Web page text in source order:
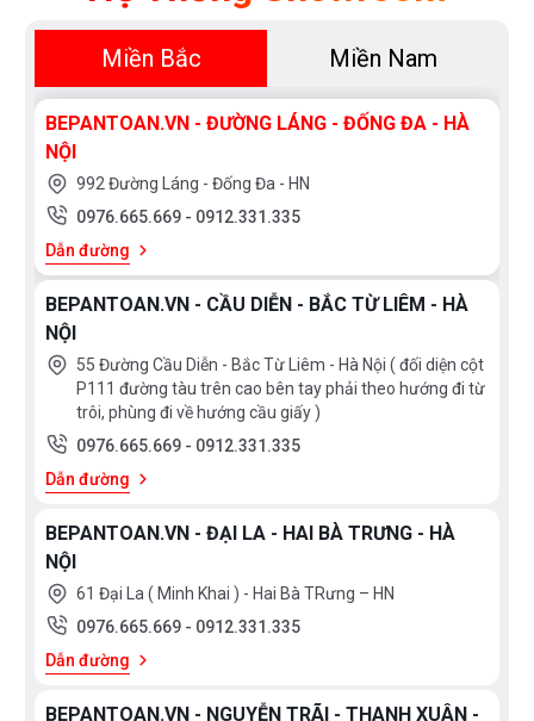
Miền Bắc Miền Nam
BEPANTOAN.VN - ĐƯỜNG LÁNG - ĐỐNG ĐA - HÀ
NỘI
992 Đường Láng - Đống Đa - HN
0976.665.669 - 0912.331.335
Dẫn đường
BEPANTOAN.VN - CẦU DIỄN - BẮC TỪ LIÊM - HÀ
NỘI
55 Đường Cầu Diễn - Bắc Từ Liêm - Hà Nội ( đối diện cột
P111 đường tàu trên cao bên tay phải theo hướng đi từ
trôi, phùng đi về hướng cầu giấy )
0976.665.669 - 0912.331.335
Dẫn đường
BEPANTOAN.VN - ĐẠI LA - HAI BÀ TRƯNG - HÀ
NỘI
61 Đại La ( Minh Khai ) - Hai Bà TRưng – HN
0976.665.669 - 0912.331.335
Dẫn đường
BEPANTOAN.VN - NGUYỄN TRÃI - THANH XUÂN -